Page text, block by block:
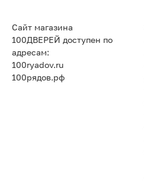
Сайт магазина
100ДВЕРЕЙ доступен по
адресам:
100ryadov.ru
100рядов.рф